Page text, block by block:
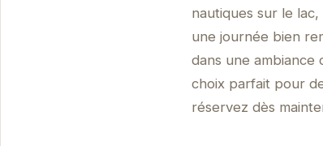
nautiques sur le
une journée bien
dans une ambiance
choix parfait pour
réservez dès